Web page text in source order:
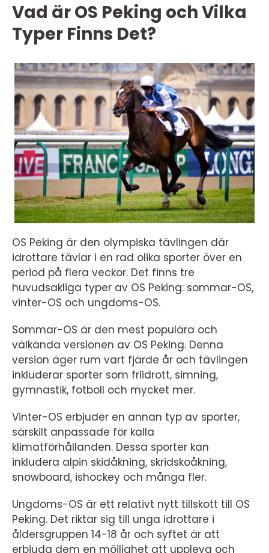
Vad är OS Peking och Vilka
Typer Finns Det?
OS Peking är den olympiska tävlingen där
idrottare tävlar i en rad olika sporter över en
period på flera veckor. Det finns tre
huvudsakliga typer av OS Peking: sommar-OS,
vinter-OS och ungdoms-OS.
Sommar-OS är den mest populära och
välkända versionen av OS Peking. Denna
version äger rum vart fjärde år och tävlingen
inkluderar sporter som friidrott, simning,
gymnastik, fotboll och mycket mer.
Vinter-OS erbjuder en annan typ av sporter,
särskilt anpassade för kalla
klimatförhållanden. Dessa sporter kan
inkludera alpin skidåkning, skridskoåkning,
snowboard, ishockey och många fler.
Ungdoms-OS är ett relativt nytt tillskott till OS
Peking. Det riktar sig till unga idrottare i
åldersgruppen 14-18 år och syftet är att
erbjuda dem en möjlighet att uppleva och